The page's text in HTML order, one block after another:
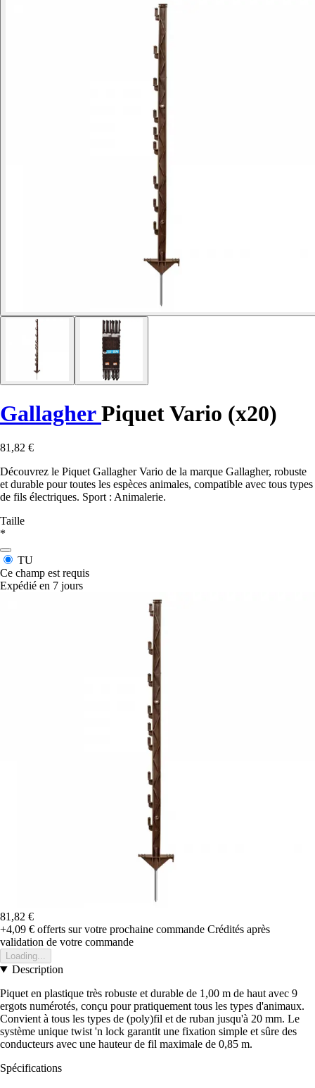
GallagherPiquet Vario (x20)
81,82 €
Découvrez le Piquet Gallagher Vario de la marque Gallagher, robuste
et durable pour toutes les espèces animales, compatible avec tous types
de fils électriques. Sport : Animalerie.
Taille
*
TU
Ce champ est requis
Expédié en 7 jours
81,82 €
+4,09 € offerts sur votre prochaine commande Crédités après
validation de votre commande
Loading...
Description
Piquet en plastique très robuste et durable de 1,00 m de haut avec 9
ergots numérotés, conçu pour pratiquement tous les types d'animaux.
Convient à tous les types de (poly)fil et de ruban jusqu'à 20 mm. Le
système unique twist 'n lock garantit une fixation simple et sûre des
conducteurs avec une hauteur de fil maximale de 0,85 m.
Spécifications